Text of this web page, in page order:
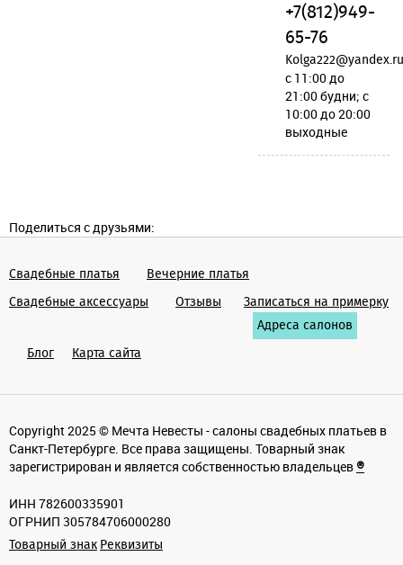
+7(812)949-
65-76
Kolga222@yandex.ru
c 11:00 до
21:00 будни; c
10:00 до 20:00
выходные
Поделиться с друзьями:
Свадебные платья Вечерние платья
Cвадебные аксессуары Отзывы
Записаться на примерку
Адреса салонов
Блог Карта сайта
Copyright 2025 © Мечта Невесты - салоны свадебных платьев в
Санкт-Петербурге. Все права защищены. Товарный знак
зарегистрирован и является собственностью владельцев ®
ИНН 782600335901
ОГРНИП 305784706000280
Товарный знак Реквизиты